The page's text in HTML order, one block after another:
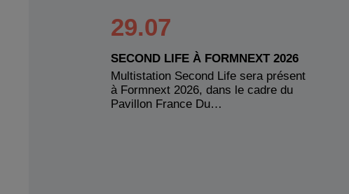
29.07
SECOND LIFE À FORMNEXT 2026
Multistation Second Life sera présent
à Formnext 2026, dans le cadre du
Pavillon France Du…